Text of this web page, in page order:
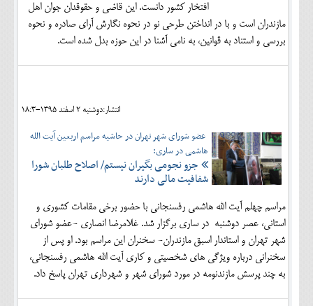
افتخار کشور دانست. این قاضی و حقوقدان جوان اهل
مازندران است و با در انداختن طرحی نو در نحوه نگارش آرای صادره و نحوه
بررسی و استناد به قوانین، به نامی آشنا در این حوزه بدل شده است.
انتشار:دوشنبه 2 اسفند 1395-18:3
عضو شورای شهر تهران در حاشیه مراسم اربعین آیت الله
هاشمی در ساری:
جزو نجومی بگیران نیستم/ اصلاح طلبان شورا
شفافیت مالی دارند
مراسم چهلم آیت الله هاشمی رفسنجانی با حضور برخی مقامات کشوری و
استانی، عصر دوشنبه در ساری برگزار شد. غلامرضا انصاری -عضو شورای
شهر تهران و استاندار اسبق مازندران- سخنران این مراسم بود. او پس از
سخنرانی درباره ویژگی های شخصیتی و کاری آیت الله هاشمی رفسنجانی،
به چند پرسش مازندنومه در مورد شورای شهر و شهرداری تهران پاسخ داد.